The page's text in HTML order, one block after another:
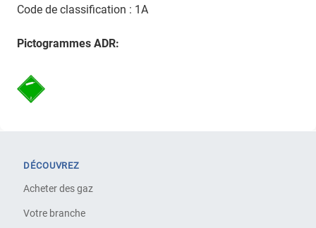
Code de classification : 1A
Pictogrammes ADR:
DÉCOUVREZ
Acheter des gaz
Votre branche